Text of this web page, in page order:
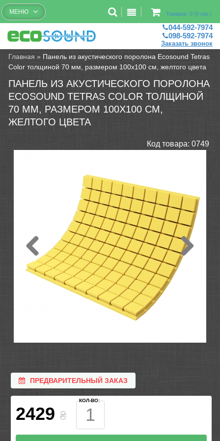
Бесплатный рассчет помещений
Товаров: 0 (0 грн.)
МЕНЮ
044-592-7974
098-592-7974
Заказать звонок
Главная » Панель из акустического поролона Ecosound Tetras
Color толщиной 70 мм, размером 100х100 см, желтого цвета
ПАНЕЛЬ ИЗ АКУСТИЧЕСКОГО ПОРОЛОНА
ECOSOUND TETRAS COLOR ТОЛЩИНОЙ
70 ММ, РАЗМЕРОМ 100Х100 СМ,
ЖЕЛТОГО ЦВЕТА
Код товара: 0749
ПРЕДВАРИТЕЛЬНЫЙ ЗАКАЗ
2429 ₴
КОЛ-ВО: